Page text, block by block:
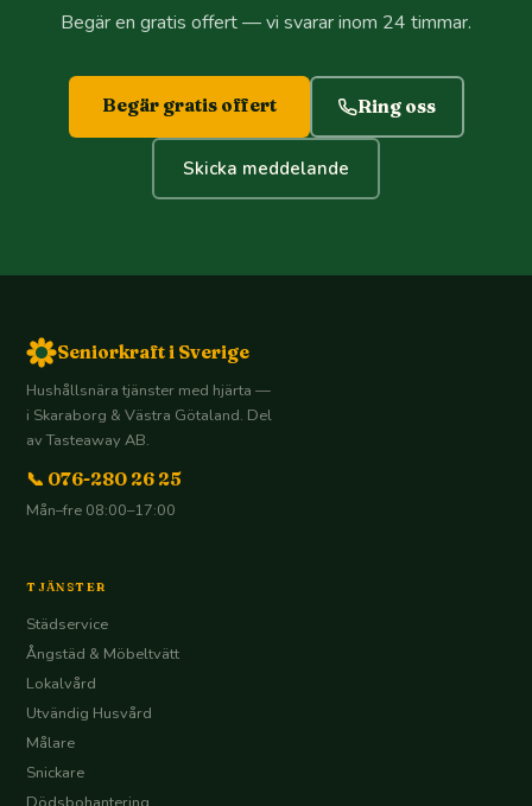
Begär en gratis offert — vi svarar inom 24 timmar.
Begär gratis offert Ring oss
Skicka meddelande
Seniorkraft i Sverige
Hushållsnära tjänster med hjärta —
i Skaraborg & Västra Götaland. Del
av Tasteaway AB.
📞 076-280 26 25
Mån–fre 08:00–17:00
TJÄNSTER
Städservice
Ångstäd & Möbeltvätt
Lokalvård
Utvändig Husvård
Målare
Snickare